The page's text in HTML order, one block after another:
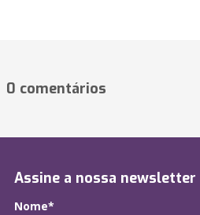
0 comentários
Assine a nossa newsletter
Nome*